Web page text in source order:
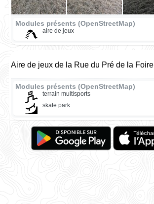
Modules présents (OpenStreetMap)
aire de jeux
Aire de jeux de la Rue du Pré de la Foire
Modules présents (OpenStreetMap)
terrain multisports
skate park